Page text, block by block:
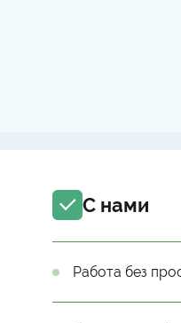
С нами
Работа без